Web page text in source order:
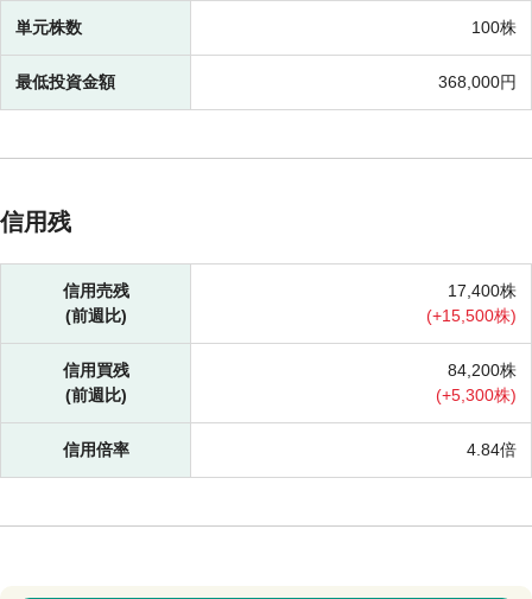
単元株数 100株
最低投資金額 368,000円
信用残
信用売残
(前週比)
17,400株
(+15,500株)
信用買残
(前週比)
84,200株
(+5,300株)
信用倍率 4.84倍